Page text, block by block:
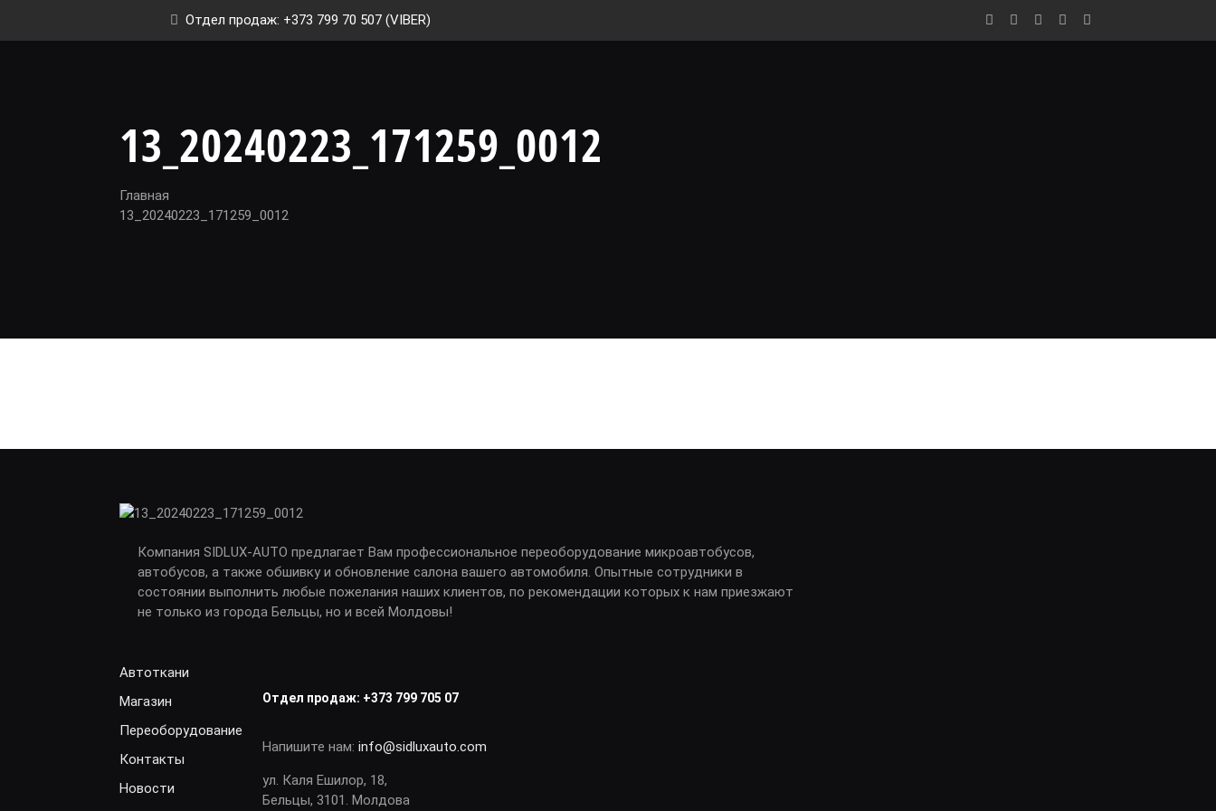
Отдел продаж: +373 799 70 507 (VIBER)
13_20240223_171259_0012
Главная
13_20240223_171259_0012
Компания SIDLUX-AUTO предлагает Вам профессиональное переоборудование микроавтобусов,
автобусов, а также обшивку и обновление салона вашего автомобиля. Опытные сотрудники в
состоянии выполнить любые пожелания наших клиентов, по рекомендации которых к нам приезжают
не только из города Бельцы, но и всей Молдовы!
Автоткани
Магазин
Переоборудование
Контакты
Новости
Отдел продаж: +373 799 705 07
Напишите нам:info@sidluxauto.com
ул. Каля Ешилор, 18,
Бельцы, 3101. Молдова